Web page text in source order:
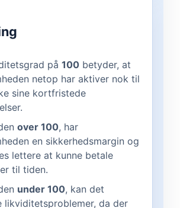
på 100betyder, at
netop har aktiver nok til
sine kortfristede
over 100, har
en sikkerhedsmargin og
lettere at kunne betale
til tiden.
under 100, kan det
likviditetsproblemer, da der